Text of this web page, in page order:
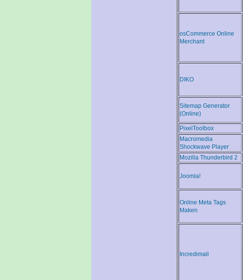
osCommerce Online
Merchant
DIKO
Sitemap Generator
(Online)
PixelToolbox
Macromedia
Shockwave Player
Mozilla Thunderbird 2
Joomla!
Online Meta Tags
Maken
Incredimail